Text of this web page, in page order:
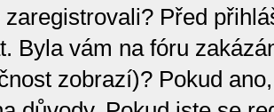
zaregistrovali? Před
Byla vám na fóru
zobrazí)? Pokud